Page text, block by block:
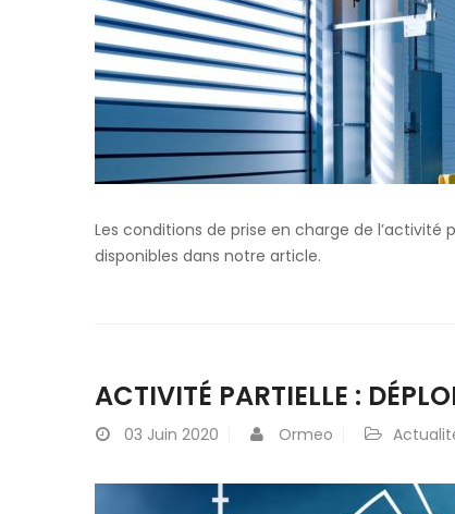
Les conditions de prise en charge de l’activité
disponibles dans notre article.
ACTIVITÉ PARTIELLE :
03 Juin 2020 Ormeo